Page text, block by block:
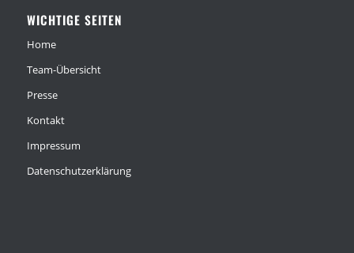
WICHTIGE SEITEN
Home
Team-Übersicht
Presse
Kontakt
Impressum
Datenschutzerklärung